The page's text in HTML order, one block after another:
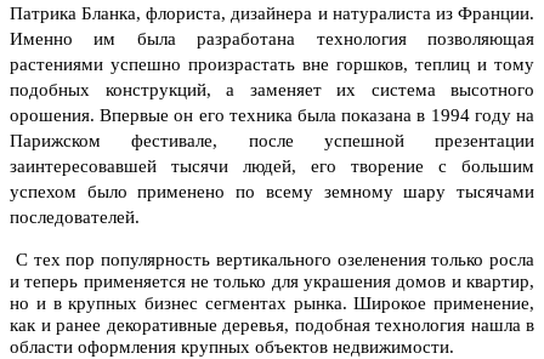
Патрика Бланка, флориста, дизайнера и натуралиста из Франции.
Именно им была разработана технология позволяющая
растениями успешно произрастать вне горшков, теплиц и тому
подобных конструкций, а заменяет их система высотного
орошения. Впервые он его техника была показана в 1994 году на
Парижском фестивале, после успешной презентации
заинтересовавшей тысячи людей, его творение с большим
успехом было применено по всему земному шару тысячами
последователей.
С тех пор популярность вертикального озеленения только росла
и теперь применяется не только для украшения домов и квартир,
но и в крупных бизнес сегментах рынка. Широкое применение,
как и ранее декоративные деревья, подобная технология нашла в
области оформления крупных объектов недвижимости.